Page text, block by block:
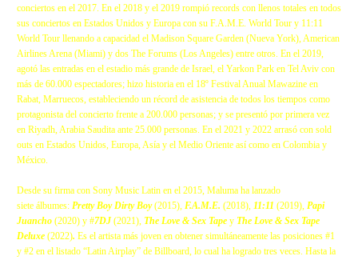
conciertos en el 2017. En el 2018 y el 2019 rompió records con llenos totales en todos
sus conciertos en Estados Unidos y Europa con su F.A.M.E. World Tour y 11:11
World Tour llenando a capacidad el Madison Square Garden (Nueva York), American
Airlines Arena (Miami) y dos The Forums (Los Angeles) entre otros. En el 2019,
agotó las entradas en el estadio más grande de Israel, el Yarkon Park en Tel Aviv con
más de 60.000 espectadores; hizo historia en el 18º Festival Anual Mawazine en
Rabat, Marruecos, estableciendo un récord de asistencia de todos los tiempos como
protagonista del concierto frente a 200.000 personas; y se presentó por primera vez
en Riyadh, Arabia Saudita ante 25.000 personas. En el 2021 y 2022 arrasó con sold
outs en Estados Unidos, Europa, Asía y el Medio Oriente así como en Colombia y
México.
Desde su firma con Sony Music Latin en el 2015, Maluma ha lanzado
siete álbumes: Pretty Boy Dirty Boy(2015), F.A.M.E. (2018), 11:11 (2019), Papi
Juancho (2020) y #7DJ(2021), The Love & Sex Tape y The Love & Sex Tape
Deluxe (2022). Es el artista más joven en obtener simultáneamente las posiciones #1
y #2 en el listado “Latin Airplay” de Billboard, lo cual ha logrado tres veces. Hasta la